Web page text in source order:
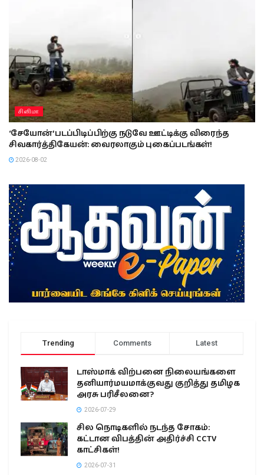
சினிமா
‘சேயோன்’ படப்பிடிப்பிற்கு நடுவே ஊட்டிக்கு விரைந்த
சிவகார்த்திகேயன்: வைரலாகும் புகைப்படங்கள்!
2026-08-02
Trending Comments Latest
டாஸ்மாக் விற்பனை நிலையங்களை
தனியார்மயமாக்குவது குறித்து தமிழக
அரசு பரிசீலனை?
2026-07-29
சில நொடிகளில் நடந்த சோகம்:
கட்டான விபத்தின் அதிர்ச்சி CCTV
காட்சிகள்!
2026-07-31